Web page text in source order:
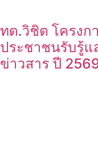
ทต.วิชิต โครงก
ประชาชนรับรู้แ
ข่าวสาร ปี